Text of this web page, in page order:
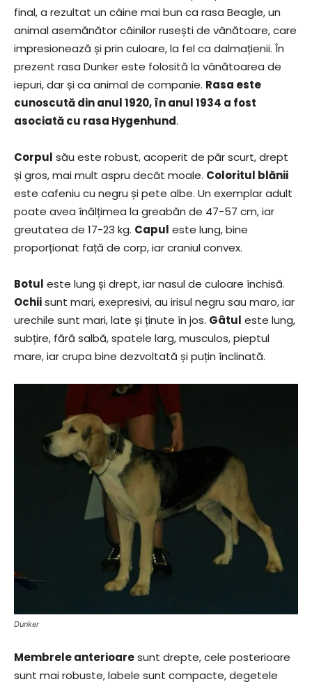
final, a rezultat un câine mai bun ca rasa Beagle, un
animal asemănător câinilor rusești de vânătoare, care
impresionează și prin culoare, la fel ca dalmațienii. În
prezent rasa Dunker este folosită la vânătoarea de
iepuri, dar și ca animal de companie. Rasa este
cunoscută din anul 1920, în anul 1934 a fost
asociată cu rasa Hygenhund.
Corpul său este robust, acoperit de păr scurt, drept
și gros, mai mult aspru decât moale. Coloritul blănii
este cafeniu cu negru și pete albe. Un exemplar adult
poate avea înălțimea la greabăn de 47-57 cm, iar
greutatea de 17-23 kg. Capul este lung, bine
proporționat față de corp, iar craniul convex.
Botul este lung și drept, iar nasul de culoare închisă.
Ochiisunt mari, exepresivi, au irisul negru sau maro, iar
urechile sunt mari, late și ținute în jos. Gâtul este lung,
subțire, fără salbă, spatele larg, musculos, pieptul
mare, iar crupa bine dezvoltată și puțin înclinată.
Dunker
Membrele anterioaresunt drepte, cele posterioare
sunt mai robuste, labele sunt compacte, degetele